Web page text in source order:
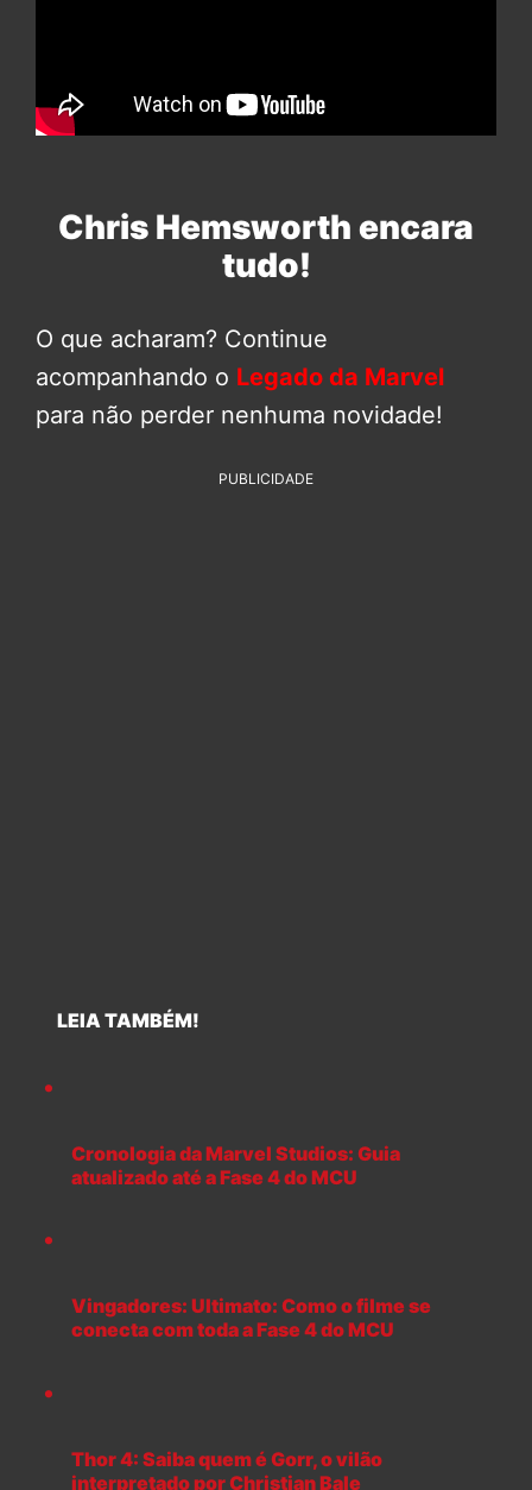
Chris Hemsworth encara
tudo!
O que acharam? Continue
acompanhando o Legado da Marvel
para não perder nenhuma novidade!
PUBLICIDADE
LEIA TAMBÉM!
Cronologia da Marvel Studios: Guia
atualizado até a Fase 4 do MCU
Vingadores: Ultimato: Como o filme se
conecta com toda a Fase 4 do MCU
Thor 4: Saiba quem é Gorr, o vilão
interpretado por Christian Bale